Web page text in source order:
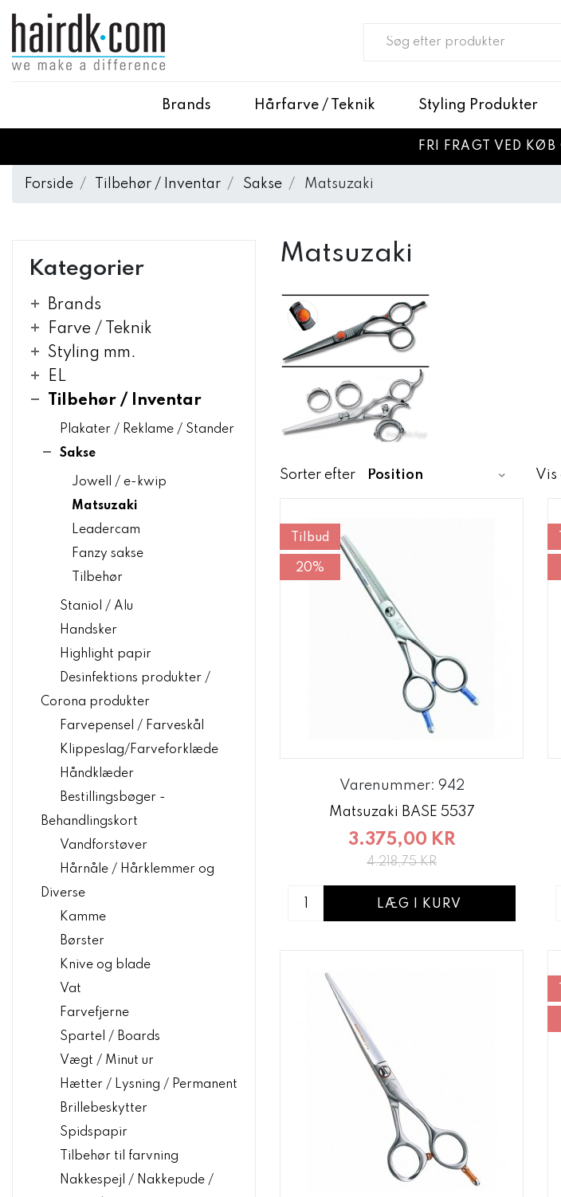
Brands Hårfarve / Teknik Styling Produkter
FRI FRAGT VED
Forside Tilbehør / Inventar Sakse Matsuzaki
Kategorier
Brands
Farve / Teknik
Styling mm.
EL
Tilbehør / Inventar
Plakater / Reklame / Stander
Sakse
Jowell / e-kwip
Matsuzaki
Leadercam
Fanzy sakse
Tilbehør
Staniol / Alu
Handsker
Highlight papir
Desinfektions produkter /
Corona produkter
Farvepensel / Farveskål
Klippeslag/Farveforklæde
Håndklæder
Bestillingsbøger -
Behandlingskort
Vandforstøver
Hårnåle / Hårklemmer og
Diverse
Kamme
Børster
Knive og blade
Vat
Farvefjerne
Spartel / Boards
Vægt / Minut ur
Hætter / Lysning / Permanent
Brillebeskytter
Spidspapir
Tilbehør til farvning
Nakkespejl / Nakkepude /
Matsuzaki
Sorter efter Vis
Tilbud
20%
Varenummer: 942
Matsuzaki BASE 5537
3.375,00 KR
4.218,75 KR
LÆG I KURV